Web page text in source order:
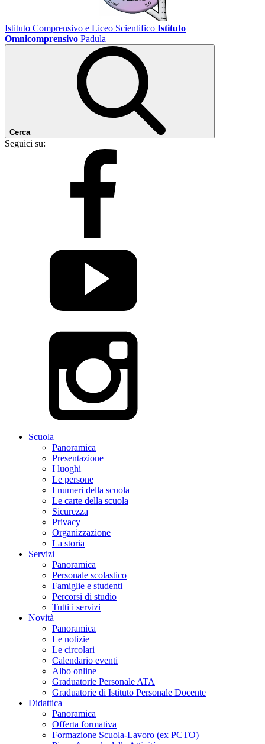
Istituto Comprensivo e Liceo Scientifico Istituto
Omnicomprensivo Padula
Cerca
Seguici su:
Scuola
Panoramica
Presentazione
I luoghi
Le persone
I numeri della scuola
Le carte della scuola
Sicurezza
Privacy
Organizzazione
La storia
Servizi
Panoramica
Personale scolastico
Famiglie e studenti
Percorsi di studio
Tutti i servizi
Novità
Panoramica
Le notizie
Le circolari
Calendario eventi
Albo online
Graduatorie Personale ATA
Graduatorie di Istituto Personale Docente
Didattica
Panoramica
Offerta formativa
Formazione Scuola-Lavoro (ex PCTO)